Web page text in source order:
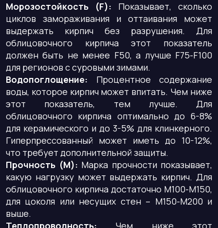
Морозостойкость (F): Показывает, сколько
циклов замораживания и оттаивания может
выдержать кирпич без разрушения. Для
облицовочного кирпича этот показатель
должен быть не менее F50, а лучше F75-F100
для регионов с суровыми зимами.
Водопоглощение: Процентное содержание
воды, которое кирпич может впитать. Чем ниже
этот показатель, тем лучше. Для
облицовочного кирпича оптимально до 6-8%
для керамического и до 3-5% для клинкерного.
Гиперпрессованный может иметь до 10-12%,
что требует дополнительной защиты.
Прочность (М): Марка прочности показывает,
какую нагрузку может выдержать кирпич. Для
облицовочного кирпича достаточно М100-М150,
для цоколя или несущих стен – М150-М200 и
выше.